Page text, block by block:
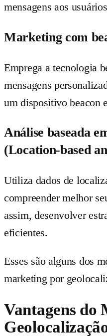
mensagens aos
Marketing com
Emprega a tecnologia
mensagens
um dispositivo beacon
Análise baseada
(Location-based
Utiliza dados de
compreender melhor
assim, desenvolver
eficientes.
Esses são alguns dos
marketing por
Vantagens do